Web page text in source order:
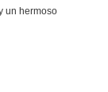
un hermoso